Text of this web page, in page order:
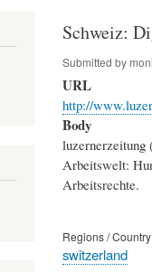
Schweiz:
Submitted by
URL
http://
Body
Arbeitswelt:
Arbeitsrechte.
Regions / Country
switzerland